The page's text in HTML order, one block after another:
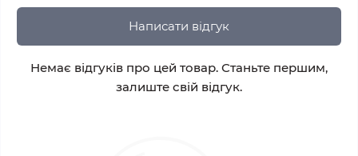
Написати відгук
Немає відгуків про цей товар. Станьте першим,
залиште свій відгук.